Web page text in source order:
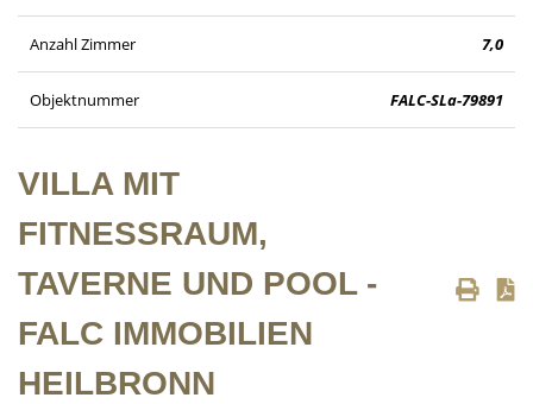
Anzahl Zimmer 7,0
Objektnummer FALC-SLa-79891
VILLA MIT
FITNESSRAUM,
TAVERNE UND POOL -
FALC IMMOBILIEN
HEILBRONN